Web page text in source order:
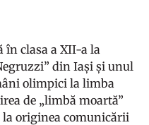
în clasa a XII-a la
din Iași și unul
olimpici la limba
de „limbă moartă”
originea comunicării